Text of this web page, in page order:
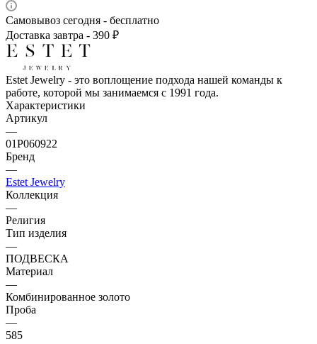
Самовывоз сегодня - бесплатно
Доставка завтра - 390 ₽
Estet Jewelry - это воплощение подхода нашей команды к
работе, которой мы занимаемся с 1991 года.
Характеристики
Артикул
—
01Р060922
Бренд
—
Estet Jewelry
Коллекция
—
Религия
Тип изделия
—
ПОДВЕСКА
Материал
—
Комбинированное золото
Проба
—
585